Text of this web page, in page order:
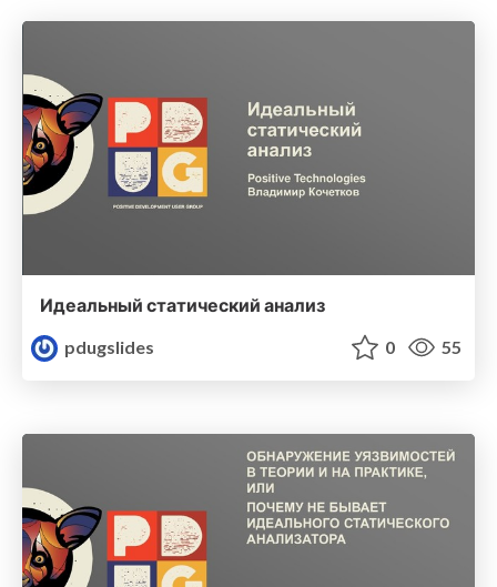
Идеальный статический анализ
pdugslides
0 55